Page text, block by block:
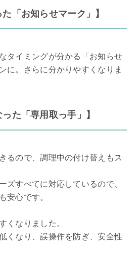
た「お知らせマーク」】
タイミングが分かる「お知らせ
に。さらに分かりやすくなりま
った「専用取っ手」】
るので、調理中の付け替えもス
ズすべてに対応しているので、
安心です。
くなりました。
くなり、誤操作を防ぎ、安全性